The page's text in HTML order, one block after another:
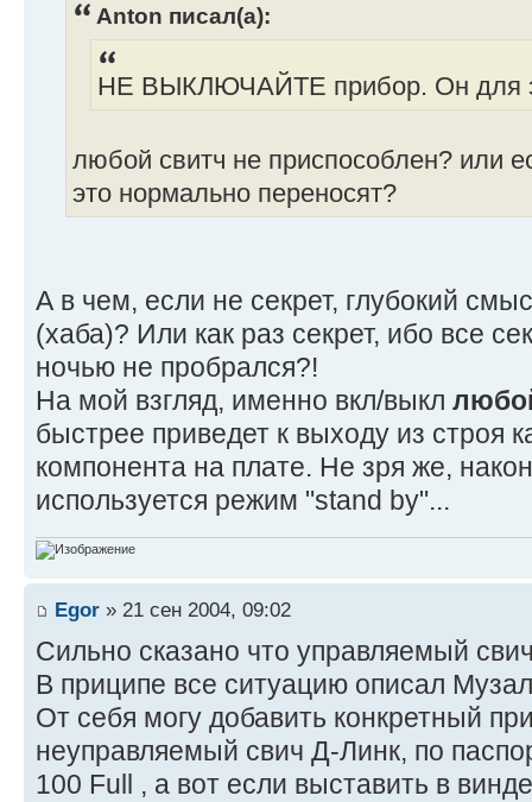
Anton писал(а):
НЕ ВЫКЛЮЧАЙТЕ прибор. Он для
любой свитч не приспособлен? или
это нормально переносят?
А в чем, если не секрет, глубокий
(хаба)? Или как раз секрет, ибо все
ночью не пробрался?!
На мой взгляд, именно вкл/выкл
быстрее приведет к выходу из строя
компонента на плате. Не зря же,
используется режим "stand by"...
Egor » 21 сен 2004, 09:02
Сильно сказано что управляемый
В приципе все ситуацию описал
От себя могу добавить конкретный
неуправляемый свич Д-Линк, по
100 Full , а вот если выставить в